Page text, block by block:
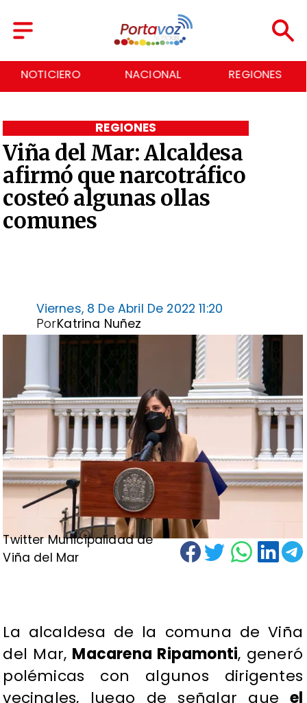
NACIONAL REGIONES ECONOMÍA
Viña del Mar: Alcaldesa
afirmó que narcotráfico
costeó algunas ollas
comunes
REGIONES
Viernes, 8 De Abril De 2022 11:20
Katrina Nuñez
Por
Twitter Municipalidad de
Viña del Mar
La alcaldesa de la comuna de Viña
del Mar, Macarena Ripamonti, generó
polémicas con algunos dirigentes
vecinales, luego de señalar que el